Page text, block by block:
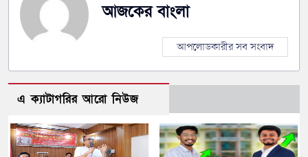
আজকের বাংলা
আপলোডকারীর সব সংবাদ
এ ক্যাটাগরির আরো নিউজ